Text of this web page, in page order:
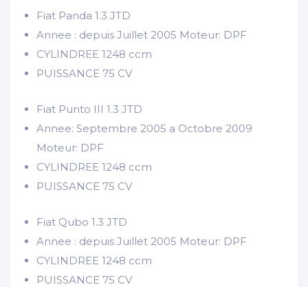
Fiat Panda 1.3 JTD
Annee : depuis Juillet 2005 Moteur: DPF
CYLINDREE 1248 ccm
PUISSANCE 75 CV
Fiat Punto III 1.3 JTD
Annee: Septembre 2005 a Octobre 2009
Moteur: DPF
CYLINDREE 1248 ccm
PUISSANCE 75 CV
Fiat Qubo 1.3 JTD
Annee : depuis Juillet 2005 Moteur: DPF
CYLINDREE 1248 ccm
PUISSANCE 75 CV